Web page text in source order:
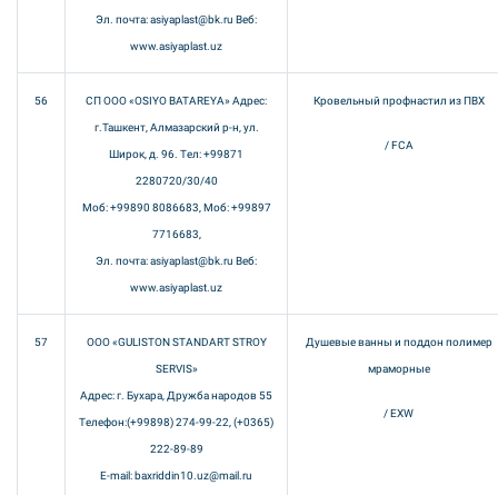
Эл. почта: asiyaplast@bk.ru Веб:
www.asiyaplast.uz
56 СП ООО «OSIYO BATAREYA» Адрес:
г.Ташкент, Алмазарский р-н, ул.
Широк, д. 96. Тел: +99871
2280720/30/40
Моб: +99890 8086683, Моб: +99897
7716683,
Эл. почта: asiyaplast@bk.ru Веб:
www.asiyaplast.uz
Кровельный профнастил из ПВХ
/ FCA
57 ООО «GULISTON STANDART STROY
SERVIS»
Адрес: г. Бухара, Дружба народов 55
Телефон:(+99898) 274-99-22, (+0365)
222-89-89
E-mail: baxriddin10.uz@mail.ru
Душевые ванны и поддон полимер
мраморные
/ EXW